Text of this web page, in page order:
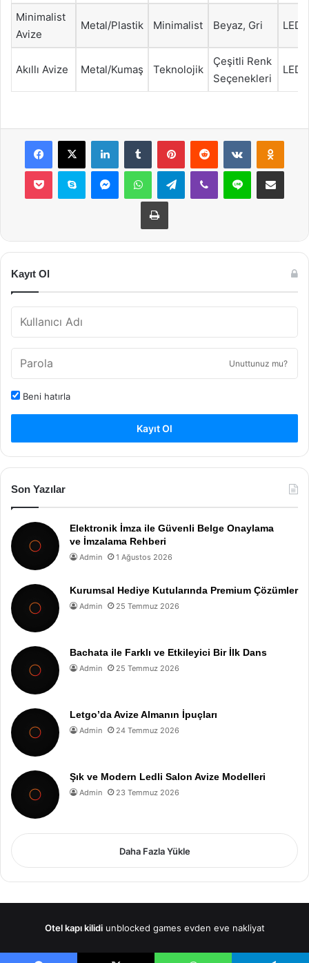
Minimalist
Avize
Metal/Plastik Minimalist Beyaz, Gri LED
Akıllı Avize Metal/Kumaş Teknolojik
Çeşitli Renk
Seçenekleri
LED
Facebook
X LinkedInTumblr PinterestReddit VKontakte
Pocket Skype MessengerWhatsAppTelegramViber Line E-Posta ile
Yazdır
Kayıt Ol
Unuttunuz mu?
Beni hatırla
Kayıt Ol
Son Yazılar
Elektronik İmza ile Güvenli Belge Onaylama
ve İmzalama Rehberi
Admin 1 Ağustos 2026
Kurumsal Hediye Kutularında Premium Çözümler
Admin 25 Temmuz 2026
Bachata ile Farklı ve Etkileyici Bir İlk Dans
Admin 25 Temmuz 2026
Letgo’da Avize Almanın İpuçları
Admin 24 Temmuz 2026
Şık ve Modern Ledli Salon Avize Modelleri
Admin 23 Temmuz 2026
Daha Fazla Yükle
Otel kapı kilidi unblocked games evden eve nakliyat